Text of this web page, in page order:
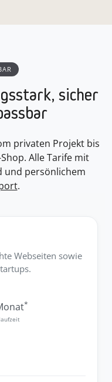
sicher
privaten Projekt bis
Alle Tarife mit
und persönlichem
.
Webseiten sowie
*